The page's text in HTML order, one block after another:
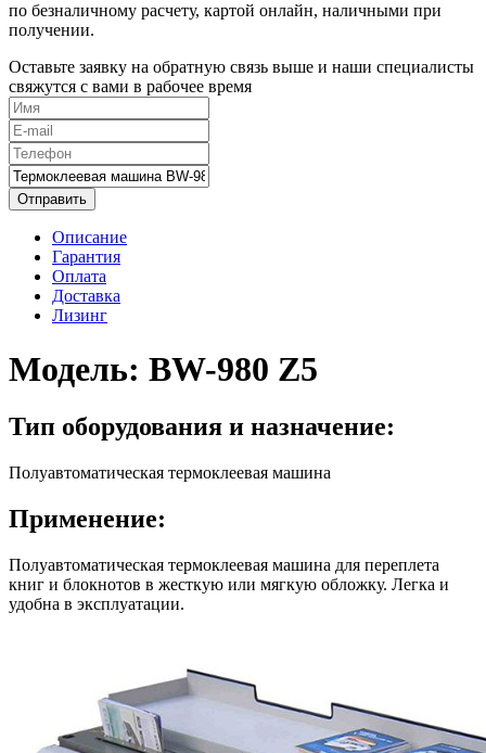
по безналичному расчету, картой онлайн, наличными при
получении.
Оставьте заявку на обратную связь выше и наши специалисты
свяжутся с вами в рабочее время
Отправить
Описание
Гарантия
Оплата
Доставка
Лизинг
Модель: BW-980 Z5
Тип оборудования и назначение:
Полуавтоматическая термоклеевая машина
Применение:
Полуавтоматическая термоклеевая машина для переплета
книг и блокнотов в жесткую или мягкую обложку. Легка и
удобна в эксплуатации.